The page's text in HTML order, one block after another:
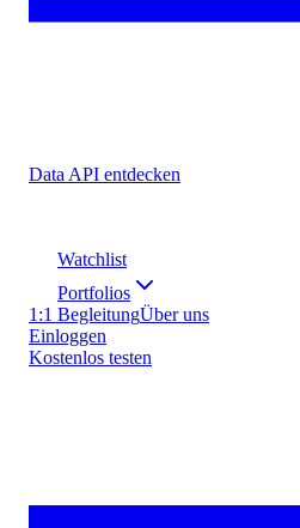
Data API entdecken
Watchlist
Portfolios
1:1 BegleitungÜber uns
Einloggen
Kostenlos testen